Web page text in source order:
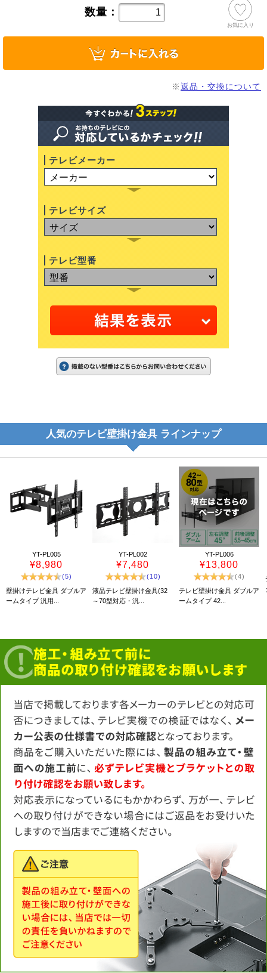
数量：
お気に入り
※返品・交換について
テレビメーカー
テレビサイズ
テレビ型番
人気のテレビ壁掛け金具 ラインナップ
YT-PL005
¥8,980
(5)
壁掛けテレビ金具 ダブルア
ームタイプ 汎用...
YT-PL002
¥7,480
(10)
液晶テレビ壁掛け金具(32
～70型対応・汎...
YT-PL006
¥13,800
(4)
テレビ壁掛け金具 ダブルア
ームタイプ 42...